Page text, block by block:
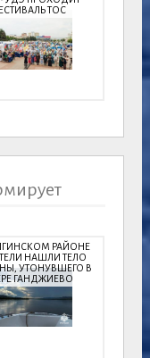
ТОС
РАЙОНЕ
НАШЛИ ТЕЛО
УТОНУВШЕГО В
ГАНДЖИЕВО